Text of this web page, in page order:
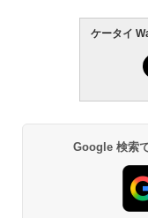
ケータイ
Google 検索